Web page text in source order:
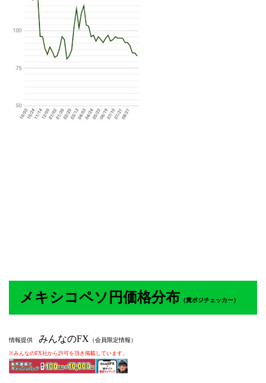
メキシコペソ円価格分布 （糞ポジチェッカー）
情報提供 みんなのFX （会員限定情報）
※みんなのFX社から許可を頂き掲載しています。